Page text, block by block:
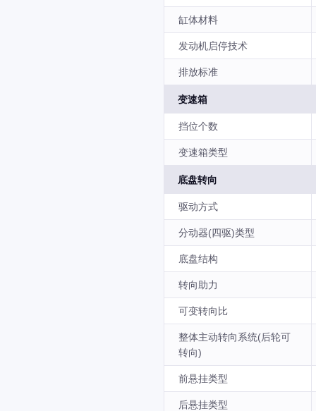
缸体材料
发动机启停技术
排放标准
变速箱
挡位个数
变速箱类型
底盘转向
驱动方式
分动器(四驱)类型
底盘结构
转向助力
可变转向比
整体主动转向系统(后轮可
转向)
前悬挂类型
后悬挂类型